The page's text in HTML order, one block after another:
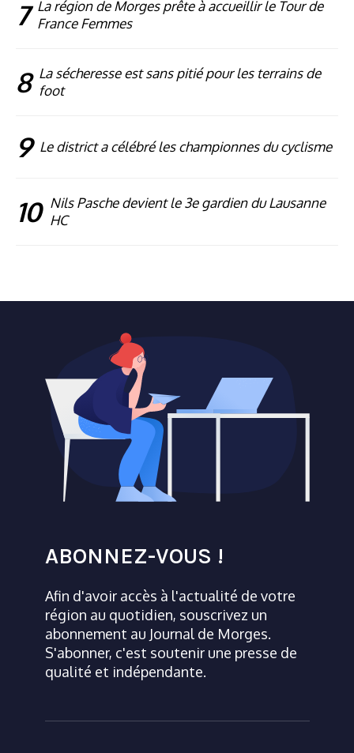
7 La région de Morges prête à accueillir le Tour de
France Femmes
8 La sécheresse est sans pitié pour les terrains de
foot
9 Le district a célébré les championnes du cyclisme
10 Nils Pasche devient le 3e gardien du Lausanne
HC
ABONNEZ-VOUS !
Afin d'avoir accès à l'actualité de votre
région au quotidien, souscrivez un
abonnement au Journal de Morges.
S'abonner, c'est soutenir une presse de
qualité et indépendante.